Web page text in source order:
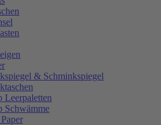
& Schminkspiegel
Leerpaletten
Schwämme